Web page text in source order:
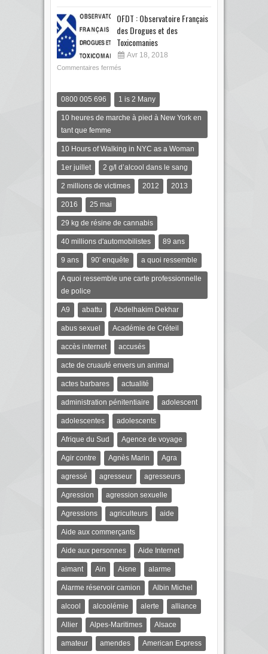
OFDT : Observatoire Français
des Drogues et des
Toxicomanies
Avr 18, 2018
Commentaires fermés
0800 005 696 1 is 2 Many
10 heures de marche à pied à New York en
tant que femme
10 Hours of Walking in NYC as a Woman
1er juillet 2 g/l d’alcool dans le sang
2 millions de victimes 2012 2013
2016 25 mai
29 kg de résine de cannabis
40 millions d'automobilistes 89 ans
9 ans 90' enquête a quoi ressemble
A quoi ressemble une carte professionnelle
de police
A9 abattu Abdelhakim Dekhar
abus sexuel Académie de Créteil
accès internet accusés
acte de cruauté envers un animal
actes barbares actualité
administration pénitentiaire adolescent
adolescentes adolescents
Afrique du Sud Agence de voyage
Agir contre Agnès Marin Agra
agressé agresseur agresseurs
Agression agression sexuelle
Agressions agriculteurs aide
Aide aux commerçants
Aide aux personnes Aide Internet
aimant Ain Aisne alarme
Alarme réservoir camion Albin Michel
alcool alcoolémie alerte alliance
Allier Alpes-Maritimes Alsace
amateur amendes American Express